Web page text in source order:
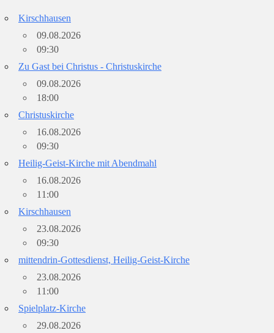
Kirschhausen
09.08.2026
09:30
Zu Gast bei Christus - Christuskirche
09.08.2026
18:00
Christuskirche
16.08.2026
09:30
Heilig-Geist-Kirche mit Abendmahl
16.08.2026
11:00
Kirschhausen
23.08.2026
09:30
mittendrin-Gottesdienst, Heilig-Geist-Kirche
23.08.2026
11:00
Spielplatz-Kirche
29.08.2026